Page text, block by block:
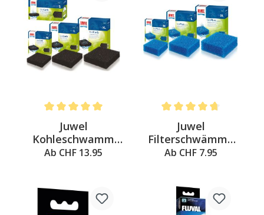
Average rating of 5 out of 5 stars
Juwel
Kohleschwamm
BioCarb
Ab CHF 13.95
Average rating of 4.6 out
Juwel
Filterschwämme
BioPlus grob
Ab CHF 7.95